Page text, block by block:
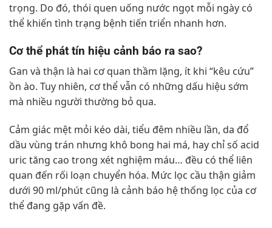
trọng. Do đó, thói quen uống nước ngọt mỗi ngày có
thể khiến tình trạng bệnh tiến triển nhanh hơn.
Cơ thể phát tín hiệu cảnh báo ra sao?
Gan và thận là hai cơ quan thầm lặng, ít khi “kêu cứu”
ồn ào. Tuy nhiên, cơ thể vẫn có những dấu hiệu sớm
mà nhiều người thường bỏ qua.
Cảm giác mệt mỏi kéo dài, tiểu đêm nhiều lần, da đổ
dầu vùng trán nhưng khô bong hai má, hay chỉ số acid
uric tăng cao trong xét nghiệm máu… đều có thể liên
quan đến rối loạn chuyển hóa. Mức lọc cầu thận giảm
dưới 90 ml/phút cũng là cảnh báo hệ thống lọc của cơ
thể đang gặp vấn đề.